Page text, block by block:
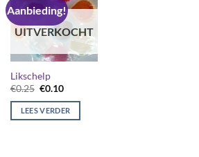
Aanbieding!
UITVERKOCHT
Likschelp
€0.25 Oorspronkelijke
was:
€0.25.
€0.10Huidige
is:
€0.10.
LEES VERDER